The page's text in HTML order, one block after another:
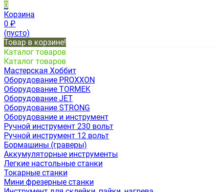
0
Корзина
0 ₽
(пусто)
Товар в корзине!
Каталог товаров
Каталог товаров
Мастерская Хоббит
Оборудование PROXXON
Оборудование TORMEK
Оборудование JET
Оборудование STRONG
Оборудование и инструмент
Ручной инструмент 230 вольт
Ручной инструмент 12 вольт
Бормашины (граверы)
Аккумуляторные инструменты
Легкие настольные станки
Токарные станки
Мини фрезерные станки